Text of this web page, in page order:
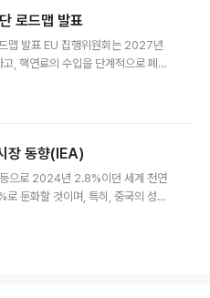
로드맵 발표
맵 발표 EU 집행위원회는 2027년
, 핵연료의 수입을 단계적으로 폐지
나 침공 사태 이후 EU 차원에서
은 전면 수입 금지, 석유 수입 비
축소됨. 원전 분야에서도 VVER형
외한 역내·외 대체 공급자와 핵연..
장 동향(IEA)
으로 2024년 2.8%이던 세계 천연
둔화할 것이며, 특히, 중국의 성장
이 하반기에 집중되어, 연중 수급